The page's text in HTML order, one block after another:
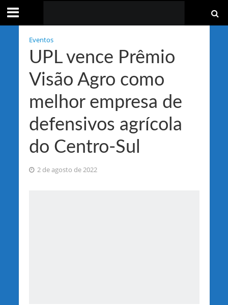
Eventos
UPL vence Prêmio
Visão Agro como
melhor empresa de
defensivos agrícola
do Centro-Sul
2 de agosto de 2022